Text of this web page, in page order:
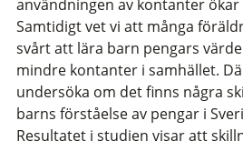
användningen av kontanter ökar
Samtidigt vet vi att många
svårt att lära barn pengars
mindre kontanter i samhället.
undersöka om det finns några
barns förståelse av pengar i
Resultatet i studien visar att